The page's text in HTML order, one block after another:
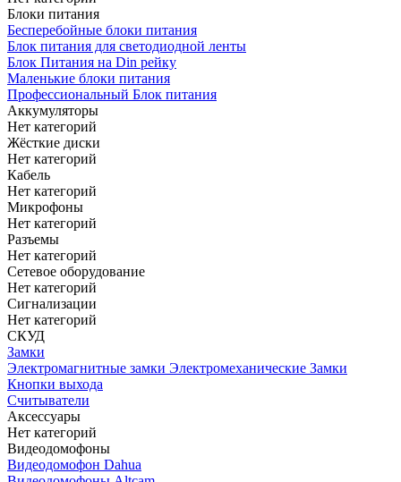
Блоки питания
Бесперебойные блоки питания
Блок питания для светодиодной ленты
Блок Питания на Din рейку
Маленькие блоки питания
Профессиональный Блок питания
Аккумуляторы
Нет категорий
Жёсткие диски
Нет категорий
Кабель
Нет категорий
Микрофоны
Нет категорий
Разъемы
Нет категорий
Сетевое оборудование
Нет категорий
Сигнализации
Нет категорий
СКУД
Замки
Электромагнитные замки Электромеханические Замки
Кнопки выхода
Считыватели
Аксессуары
Нет категорий
Видеодомофоны
Видеодомофон Dahua